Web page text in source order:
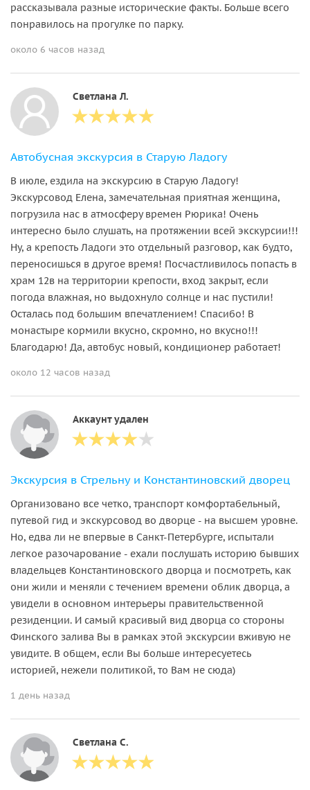
рассказывала разные исторические факты. Больше всего
понравилось на прогулке по парку.
около 6 часов назад
Светлана Л.
Автобусная экскурсия в Старую Ладогу
В июле, ездила на экскурсию в Старую Ладогу!
Экскурсовод Елена, замечательная приятная женщина,
погрузила нас в атмосферу времен Рюрика! Очень
интересно было слушать, на протяжении всей экскурсии!!!
Ну, а крепость Ладоги это отдельный разговор, как будто,
переносишься в другое время! Посчастливилось попасть в
храм 12в на территории крепости, вход закрыт, если
погода влажная, но выдохнуло солнце и нас пустили!
Осталась под большим впечатлением! Спасибо! В
монастыре кормили вкусно, скромно, но вкусно!!!
Благодарю! Да, автобус новый, кондиционер работает!
около 12 часов назад
Аккаунт удален
Экскурсия в Стрельну и Константиновский дворец
Организовано все четко, транспорт комфортабельный,
путевой гид и экскурсовод во дворце - на высшем уровне.
Но, едва ли не впервые в Санкт-Петербурге, испытали
легкое разочарование - ехали послушать историю бывших
владельцев Константиновского дворца и посмотреть, как
они жили и меняли с течением времени облик дворца, а
увидели в основном интерьеры правительственной
резиденции. И самый красивый вид дворца со стороны
Финского залива Вы в рамках этой экскурсии вживую не
увидите. В общем, если Вы больше интересуетесь
историей, нежели политикой, то Вам не сюда)
1 день назад
Светлана С.